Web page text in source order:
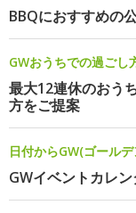
BBQにおすすめの
GWおうちでの過ごし
最大12連休のおう
方をご提案
日付からGW(ゴール
GWイベントカレ